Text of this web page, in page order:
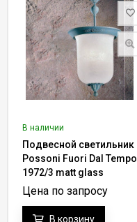
В наличии
Подвесной светильник
Possoni Fuori Dal Tempo
1972/3 matt glass
Цена по запросу
В корзину